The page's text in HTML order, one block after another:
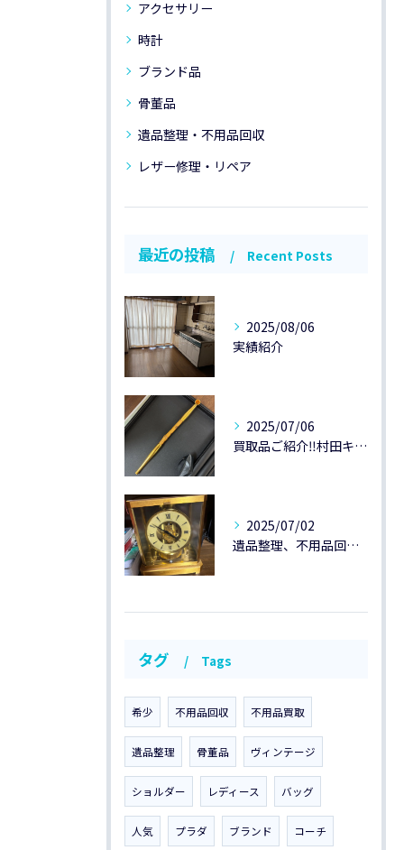
アクセサリー
時計
ブランド品
骨董品
遺品整理・不用品回収
レザー修理・リペア
最近の投稿 Recent Posts
2025/08/06
実績紹介
2025/07/06
買取品ご紹介‼️村田キセルK20です😃
2025/07/02
遺品整理、不用品回収のご紹介です。
タグ Tags
希少 不用品回収 不用品買取
遺品整理 骨董品 ヴィンテージ
ショルダー レディース バッグ
人気 プラダ ブランド コーチ